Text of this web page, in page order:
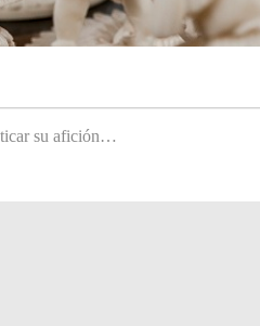
su afición…